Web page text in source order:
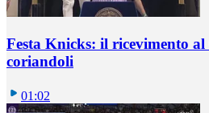
Festa Knicks: il ricevimento
coriandoli
01:02